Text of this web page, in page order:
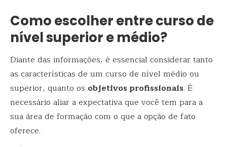
Como escolher entre curso de
nível superior e médio?
Diante das informações, é essencial considerar tanto
as características de um curso de nível médio ou
superior, quanto os objetivos profissionais. É
necessário aliar a expectativa que você tem para a
sua área de formação com o que a opção de fato
oferece.